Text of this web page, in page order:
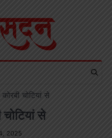
चोटियां से
से
2025